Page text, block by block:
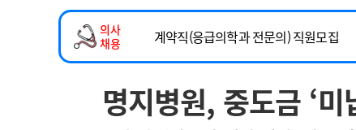
인포메이션 행정처분 판례
고객센터 회사소개 법적고지
의사
채용
계약직(응급의학과 전문의) 직원모집
하반기 전공의(레지던트1년차) 모집
2026년 하반기 인턴 모집
명지병원, 중도금 ‘